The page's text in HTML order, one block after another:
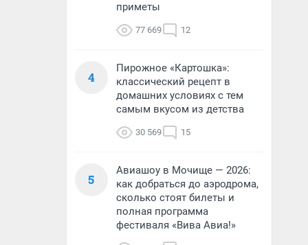
приметы
77 669 12
4
Пирожное «Картошка»:
классический рецепт в
домашних условиях с тем
самым вкусом из детства
30 569 15
5
Авиашоу в Мочище — 2026:
как добраться до аэродрома,
сколько стоят билеты и
полная программа
фестиваля «Вива Авиа!»